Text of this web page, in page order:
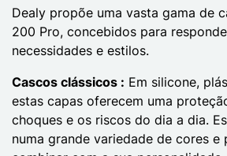
Dealy propõe uma vasta gama de
200 Pro, concebidos para
necessidades e estilos.
Cascos clássicos : Em silicone,
estas capas oferecem uma
choques e os riscos do dia a dia.
numa grande variedade de cores e